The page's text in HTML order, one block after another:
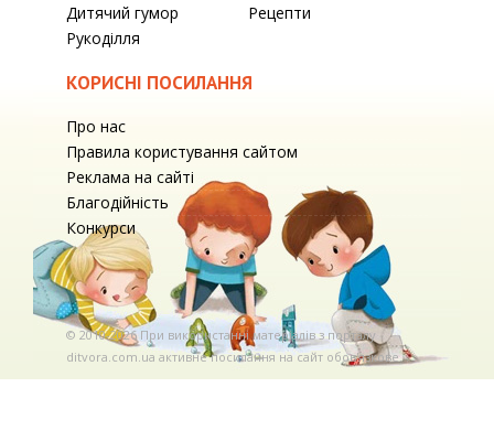
Дитячий гумор
Рецепти
Рукоділля
КОРИСНІ ПОСИЛАННЯ
Про нас
Правила користування сайтом
Реклама на сайті
Благодійність
Конкурси
© 2010-2026 При використаннi матерiалiв з порталу
ditvora.com.ua активне посилання на сайт обов'язкове. .